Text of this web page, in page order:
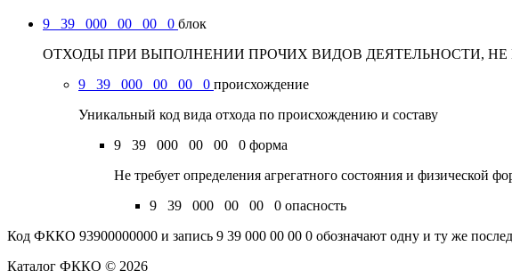
9 39 000 00 00 0 блок
ОТХОДЫ ПРИ ВЫПОЛНЕНИИ ПРОЧИХ ВИДОВ ДЕЯТЕЛЬНОСТИ, НЕ
9
39 000 00 00 0 происхождение
Уникальный код вида отхода по происхождению и составу
9
39 000 00 00 0 форма
Не требует определения агрегатного состояния и физической
9
39 000 00 00 0 опасность
Код ФККО 93900000000 и запись 9 39 000 00 00 0 обозначают одну и ту же
Каталог ФККО © 2026